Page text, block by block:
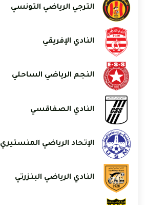
الترجي الرياضي التونسي
النادي الإفريقي
النجم الرياضي الساحلي
النادي الصفاقسي
الإتحاد الرياضي المنستيري
النادي الرياضي البنزرتي